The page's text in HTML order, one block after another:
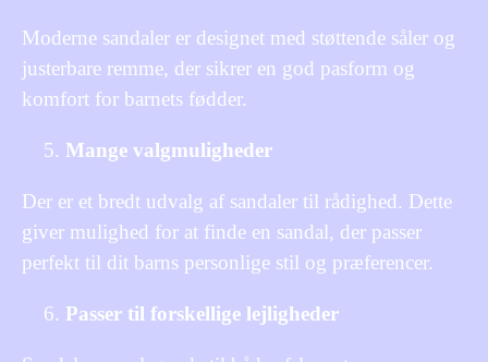
Moderne sandaler er designet med støttende såler og
justerbare remme, der sikrer en god pasform og
komfort for barnets fødder.
Mange valgmuligheder
Der er et bredt udvalg af sandaler til rådighed. Dette
giver mulighed for at finde en sandal, der passer
perfekt til dit barns personlige stil og præferencer.
Passer til forskellige lejligheder